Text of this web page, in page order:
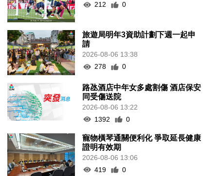
212
0
旅遊局明年3資助計劃下週一起申
請
2026-08-06 13:38
278
0
路氹酒店中年女多處割傷 酒店保安
同受傷送院
2026-08-06 13:22
1392
0
寵物橫琴通關便利化 爭取延長健康
證明有效期
2026-08-06 13:06
419
0